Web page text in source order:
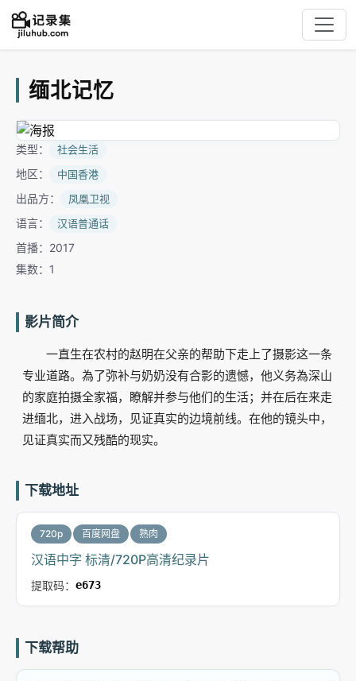
缅北记忆
类型： 社会生活
地区： 中国香港
出品方： 凤凰卫视
语言： 汉语普通话
首播：2017
集数：1
影片简介
一直生在农村的赵明在父亲的帮助下走上了摄影这一条
专业道路。為了弥补与奶奶没有合影的遗憾，他义务為深山
的家庭拍摄全家福，瞭解并参与他们的生活；并在后在来走
进缅北，进入战场，见证真实的边境前线。在他的镜头中，
见证真实而又残酷的现实。
下载地址
720p 百度网盘 熟肉
汉语中字 标清/720P高清纪录片
提取码： e673
下载帮助